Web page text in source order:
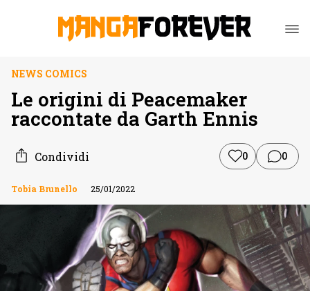
NEWS COMICS
Le origini di Peacemaker
raccontate da Garth Ennis
Condividi 0 0
Tobia Brunello 25/01/2022